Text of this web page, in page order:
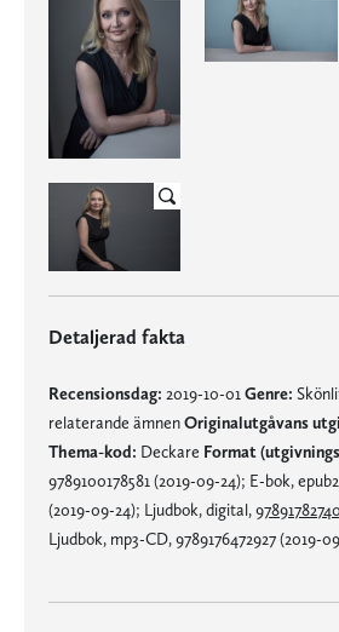
Detaljerad fakta
Recensionsdag: 2019-10-01 Genre:
relaterande ämnenOriginalutgåvans
Thema-kod: Deckare Format
9789100178581 (2019-09-24); E-bok,
(2019-09-24); Ljudbok, digital,
Ljudbok, mp3-CD, 9789176472927 (2019-